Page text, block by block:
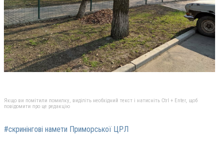
Якщо ви помітили помилку, виділіть необхідний текст і натисніть Ctrl + Enter, щоб
повідомити про це редакцію
#скринінгові намети Приморської ЦРЛ